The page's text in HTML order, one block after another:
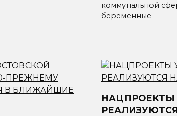
коммунальной
беременные